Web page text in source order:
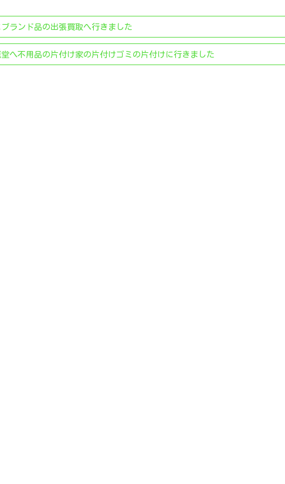
ランド品の出張買取へ行きました
へ不用品の片付け家の片付けゴミの片付けに行きました